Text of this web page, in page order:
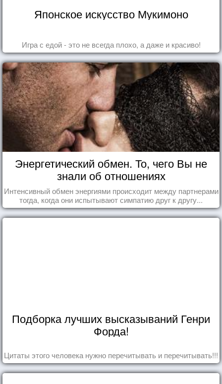
Японское искусство Мукимоно
Игра с едой - это не всегда плохо, а даже и красиво!
Энергетический обмен. То, чего Вы не
знали об отношениях
Интенсивный обмен энергиями происходит между партнерами
тогда, когда они испытывают симпатию друг к другу...
Подборка лучших высказываний Генри
Форда!
Цитаты этого человека нужно перечитывать и перечитывать!!!